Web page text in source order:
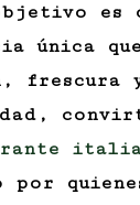
es
única
frescura